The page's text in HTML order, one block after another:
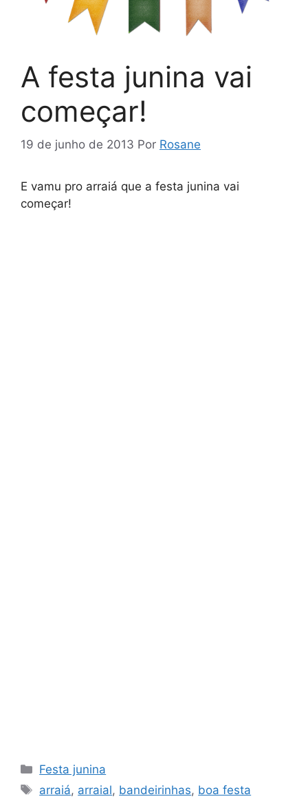
A festa junina vai
começar!
19 de junho de 2013 Por Rosane
E vamu pro arraiá que a festa junina vai
começar!
Categorias
Festa junina
Tags
arraiá, arraial, bandeirinhas, boa festa